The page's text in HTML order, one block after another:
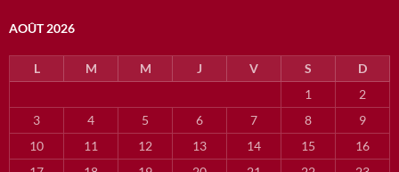
AOÛT 2026
L M M J V S
D
1
2
3
4 5 6 7 8
9
10
11 12 13 14 15
16